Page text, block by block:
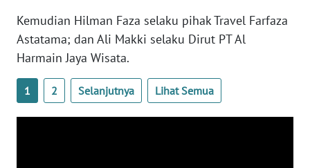
Kemudian Hilman Faza selaku pihak Travel Farfaza
Astatama; dan Ali Makki selaku Dirut PT Al
Harmain Jaya Wisata.
1 2 Selanjutnya Lihat Semua
WN
PAPUA
PAPUA
BARAT